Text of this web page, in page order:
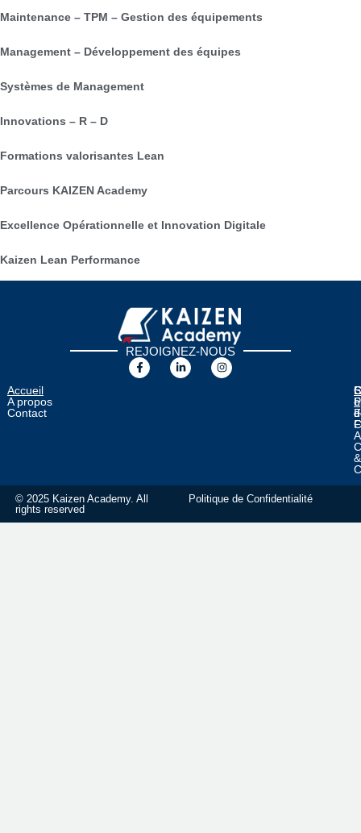
Maintenance – TPM – Gestion des équipements
Management – Développement des équipes
Systèmes de Management
Innovations – R – D
Formations valorisantes Lean
Parcours KAIZEN Academy
Excellence Opérationnelle et Innovation Digitale
Kaizen Lean Performance
REJOIGNEZ-NOUS
Accueil
A propos
Contact
&
© 2025 Kaizen Academy. All
rights reserved
Politique de Confidentialité